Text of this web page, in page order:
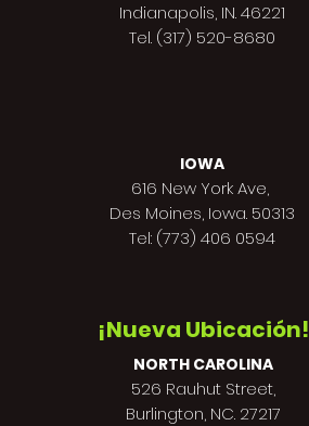
Indianapolis, IN. 46221
Tel. (317) 520-8680
IOWA
616 New York Ave,
Des Moines, Iowa. 50313
Tel: (773) 406 0594
¡Nueva Ubicación!
NORTH CAROLINA
526 Rauhut Street,
Burlington, NC. 27217